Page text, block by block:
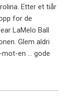
Etter et tiår
for de
LaMelo Ball
Glem aldri
mot-en … gode